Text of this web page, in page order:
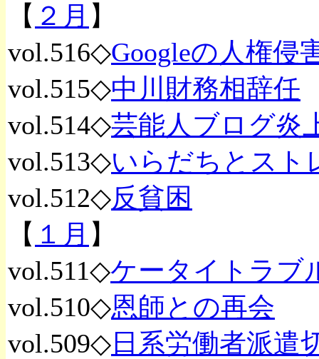
【 ２月 】
vol.516◇Googleの人権侵
vol.515◇中川財務相辞任
vol.514◇芸能人ブログ炎
vol.513◇いらだちとスト
vol.512◇反貧困
【 １月 】
vol.511◇ケータイトラブ
vol.510◇恩師との再会
vol.509◇日系労働者派遣